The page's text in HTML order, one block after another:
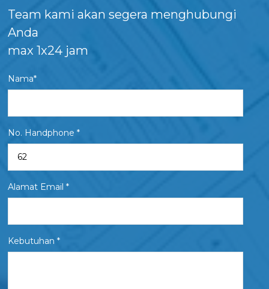
Team kami akan segera menghubungi
Anda
max 1x24 jam
Nama*
No. Handphone *
Alamat Email *
Kebutuhan *